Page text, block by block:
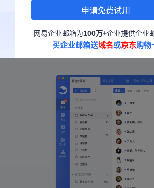
申请免费试用
网易企业邮箱为100万+企业提供企业
买企业邮箱送域名或京东购物